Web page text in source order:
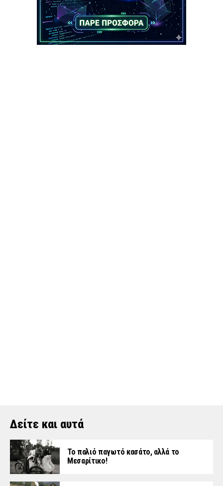
Δείτε και αυτά
Το παλιό παγωτό κασάτο, αλλά το
Μεσαρίτικο!